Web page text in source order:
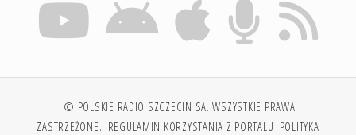
© POLSKIE RADIO SZCZECIN SA. WSZYSTKIE PRAWA
ZASTRZEŻONE. REGULAMIN KORZYSTANIA Z PORTALU POLITYKA